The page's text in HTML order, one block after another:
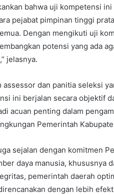
bahwa uji kompetensi
pejabat pimpinan tinggi
Dengan mengikuti uji
potensi yang ada
jelasnya.
assessor dan panitia seleksi
ini berjalan secara objektif
acuan penting dalam
Pemerintah
sejalan dengan komitmen
daya manusia, khususnya
pemerintah daerah
dengan lebih